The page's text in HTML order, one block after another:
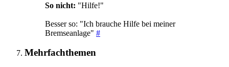
So nicht: "Hilfe!"
Besser so: "Ich brauche Hilfe bei meiner
Bremseanlage" #
Mehrfachthemen